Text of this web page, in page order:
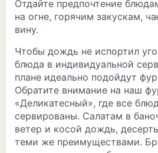
Отдайте предпочтение
на огне, горячим закускам,
вину.
Чтобы дождь не испортил
блюда в индивидуальной
плане идеально подойдут
Обратите внимание на наш
«Деликатесный», где все
сервированы. Салатам в
ветер и косой дождь,
теми же преимуществами.